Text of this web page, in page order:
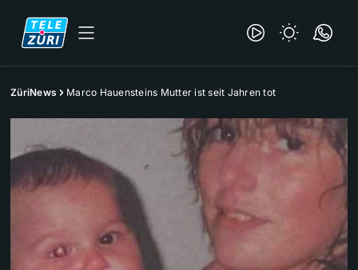
ZüriNews Marco Hauensteins Mutter ist seit Jahren tot